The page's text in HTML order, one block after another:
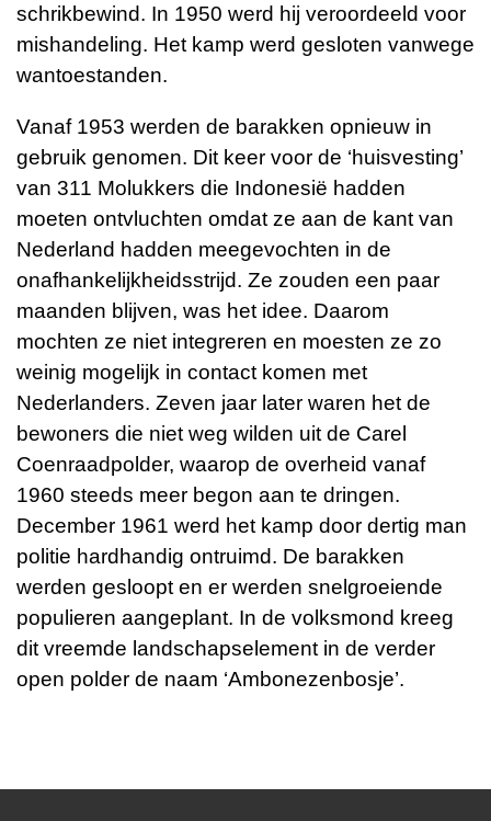
schrikbewind. In 1950 werd hij veroordeeld voor
mishandeling. Het kamp werd gesloten vanwege
wantoestanden.
Vanaf 1953 werden de barakken opnieuw in
gebruik genomen. Dit keer voor de ‘huisvesting’
van 311 Molukkers die Indonesië hadden
moeten ontvluchten omdat ze aan de kant van
Nederland hadden meegevochten in de
onafhankelijkheidsstrijd. Ze zouden een paar
maanden blijven, was het idee. Daarom
mochten ze niet integreren en moesten ze zo
weinig mogelijk in contact komen met
Nederlanders. Zeven jaar later waren het de
bewoners die niet weg wilden uit de Carel
Coenraadpolder, waarop de overheid vanaf
1960 steeds meer begon aan te dringen.
December 1961 werd het kamp door dertig man
politie hardhandig ontruimd. De barakken
werden gesloopt en er werden snelgroeiende
populieren aangeplant. In de volksmond kreeg
dit vreemde landschapselement in de verder
open polder de naam ‘Ambonezenbosje’.